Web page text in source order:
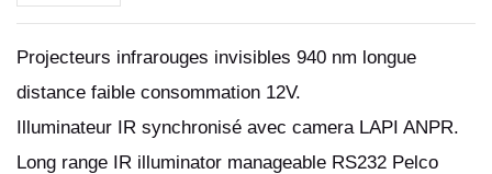
Projecteurs infrarouges invisibles 940 nm longue
distance faible consommation 12V.
Illuminateur IR synchronisé avec camera LAPI ANPR.
Long range IR illuminator manageable RS232 Pelco